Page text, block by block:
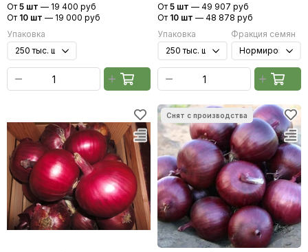
От 5 шт — 19 400 руб
От 10 шт — 19 000 руб
Упаковка
От 5 шт — 49 907 руб
От 10 шт — 48 878 руб
Упаковка
Фракция семян